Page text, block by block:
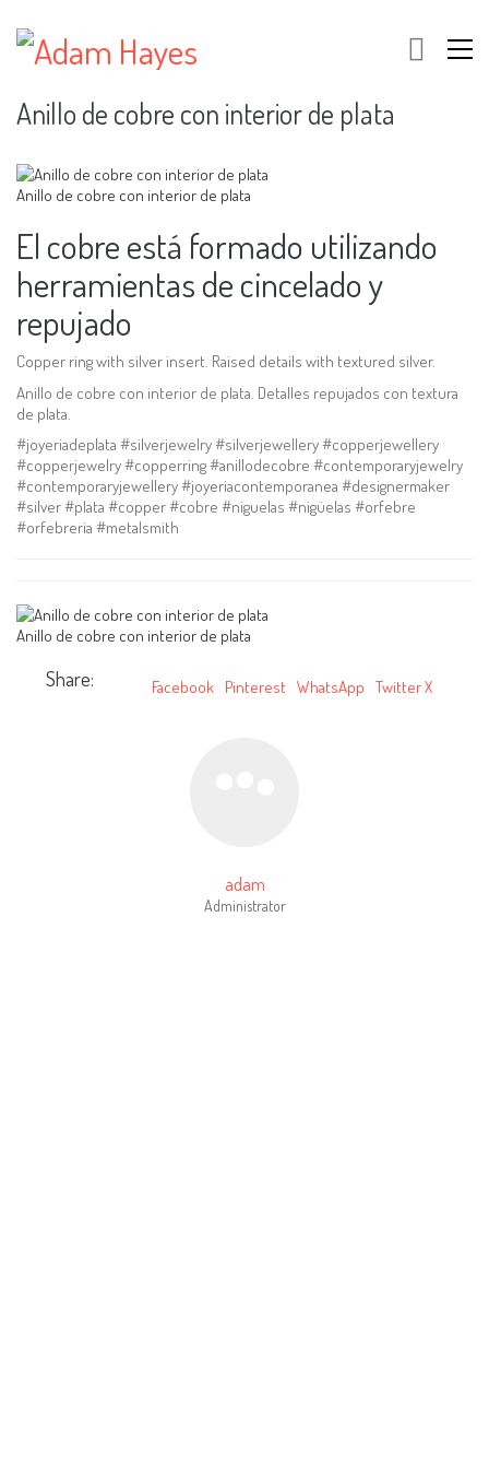
Anillo de cobre con interior de plata
Anillo de cobre con interior de plata
El cobre está formado utilizando
herramientas de cincelado y
repujado
Copper ring with silver insert. Raised details with textured silver.
Anillo de cobre con interior de plata. Detalles repujados con textura
de plata.
#joyeriadeplata #silverjewelry #silverjewellery #copperjewellery
#copperjewelry #copperring #anillodecobre #contemporaryjewelry
#contemporaryjewellery #joyeriacontemporanea #designermaker
#silver #plata #copper #cobre #niguelas #nigüelas #orfebre
#orfebreria #metalsmith
Anillo de cobre con interior de plata
Share: Facebook Pinterest WhatsApp Twitter X
adam
Administrator